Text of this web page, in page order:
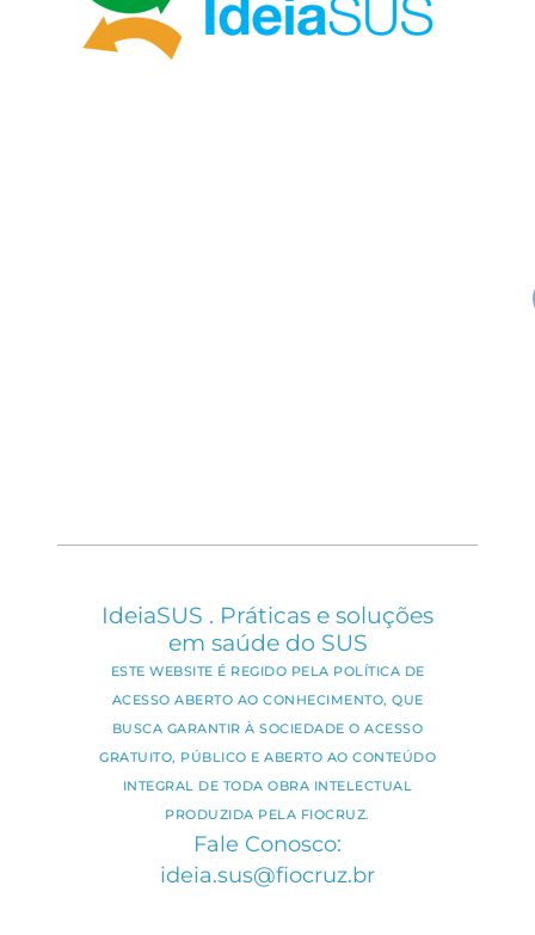
IdeiaSUS . Práticas e soluções
em saúde do SUS
ESTE WEBSITE É REGIDO PELA POLÍTICA DE
ACESSO ABERTO AO CONHECIMENTO, QUE
BUSCA GARANTIR À SOCIEDADE O ACESSO
GRATUITO, PÚBLICO E ABERTO AO CONTEÚDO
INTEGRAL DE TODA OBRA INTELECTUAL
PRODUZIDA PELA FIOCRUZ.
Fale Conosco:
ideia.sus@fiocruz.br